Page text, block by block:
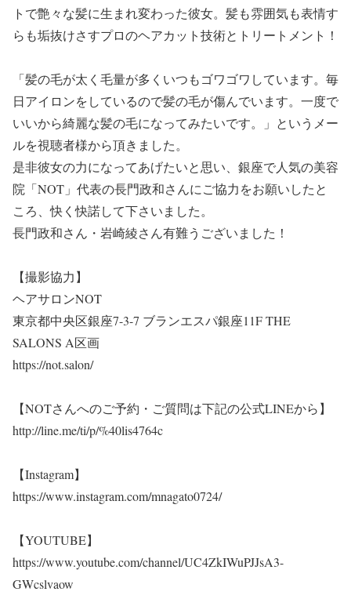
トで艶々な髪に生まれ変わった彼女。髪も雰囲気も表情す
らも垢抜けさすプロのヘアカット技術とトリートメント！
「髪の毛が太く毛量が多くいつもゴワゴワしています。毎
日アイロンをしているので髪の毛が傷んでいます。一度で
いいから綺麗な髪の毛になってみたいです。」というメー
ルを視聴者様から頂きました。
是非彼女の力になってあげたいと思い、銀座で人気の美容
院「NOT」代表の長門政和さんにご協力をお願いしたと
ころ、快く快諾して下さいました。
長門政和さん・岩崎綾さん有難うございました！
【撮影協力】
ヘアサロンNOT
東京都中央区銀座7-3-7 ブランエスパ銀座11F THE
SALONS A区画
https://not.salon/
【NOTさんへのご予約・ご質問は下記の公式LINEから】
http://line.me/ti/p/%40lis4764c
【Instagram】
https://www.instagram.com/mnagato0724/
【YOUTUBE】
https://www.youtube.com/channel/UC4ZkIWuPJJsA3-
GWcslvaow